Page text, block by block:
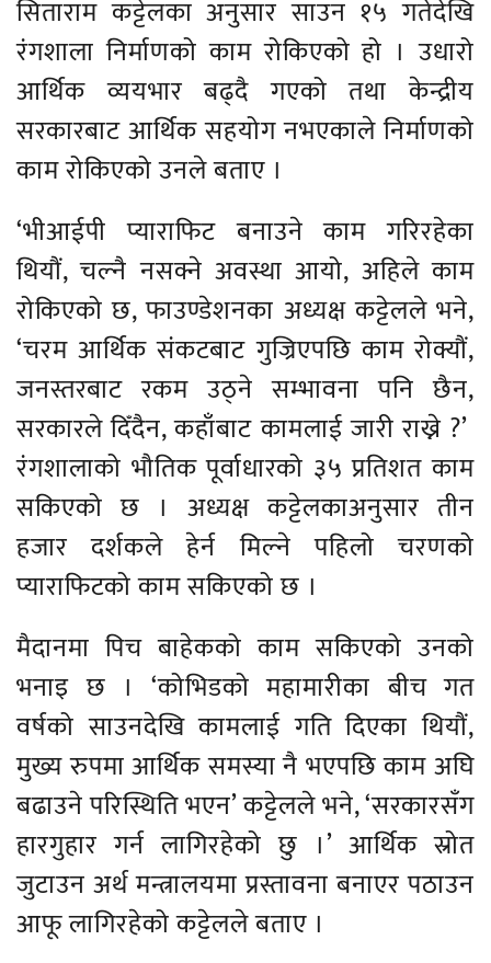
सिताराम कट्टेलका अनुसार साउन १५ गतेदेखि
रंगशाला निर्माणको काम रोकिएको हो । उधारो
आर्थिक व्ययभार बढ्दै गएको तथा केन्द्रीय
सरकारबाट आर्थिक सहयोग नभएकाले निर्माणको
काम रोकिएको उनले बताए ।
‘भीआईपी प्याराफिट बनाउने काम गरिरहेका
थियौं, चल्नै नसक्ने अवस्था आयो, अहिले काम
रोकिएको छ, फाउण्डेशनका अध्यक्ष कट्टेलले भने,
‘चरम आर्थिक संकटबाट गुज्रिएपछि काम रोक्यौं,
जनस्तरबाट रकम उठ्ने सम्भावना पनि छैन,
सरकारले दिँदैन, कहाँबाट कामलाई जारी राख्ने ?’
रंगशालाको भौतिक पूर्वाधारको ३५ प्रतिशत काम
सकिएको छ । अध्यक्ष कट्टेलकाअनुसार तीन
हजार दर्शकले हेर्न मिल्ने पहिलो चरणको
प्याराफिटको काम सकिएको छ ।
मैदानमा पिच बाहेकको काम सकिएको उनको
भनाइ छ । ‘कोभिडको महामारीका बीच गत
वर्षको साउनदेखि कामलाई गति दिएका थियौं,
मुख्य रुपमा आर्थिक समस्या नै भएपछि काम अघि
बढाउने परिस्थिति भएन’ कट्टेलले भने, ‘सरकारसँग
हारगुहार गर्न लागिरहेको छु ।’ आर्थिक स्रोत
जुटाउन अर्थ मन्त्रालयमा प्रस्तावना बनाएर पठाउन
आफू लागिरहेको कट्टेलले बताए ।